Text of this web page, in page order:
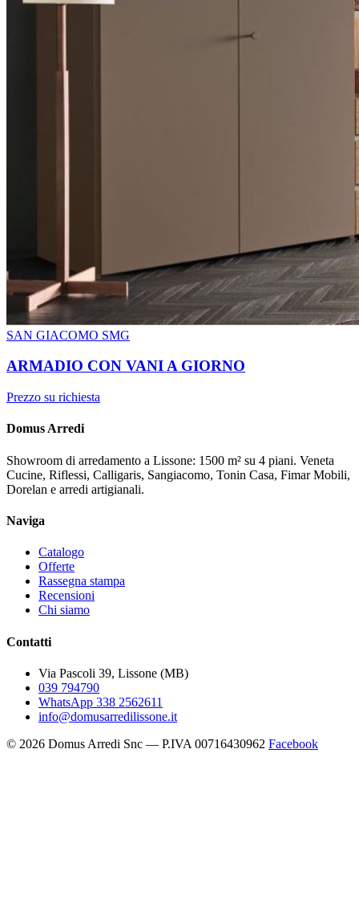
SAN GIACOMO SMG
ARMADIO CON VANI A GIORNO
Prezzo su richiesta
Domus Arredi
Showroom di arredamento a Lissone: 1500 m² su 4 piani. Veneta
Cucine, Riflessi, Calligaris, Sangiacomo, Tonin Casa, Fimar Mobili,
Dorelan e arredi artigianali.
Naviga
Catalogo
Offerte
Rassegna stampa
Recensioni
Chi siamo
Contatti
Via Pascoli 39, Lissone (MB)
039 794790
WhatsApp 338 2562611
info@domusarredilissone.it
© 2026 Domus Arredi Snc — P.IVA 00716430962 Facebook